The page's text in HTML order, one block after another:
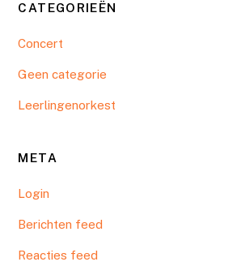
CATEGORIEËN
Concert
Geen categorie
Leerlingenorkest
META
Login
Berichten feed
Reacties feed